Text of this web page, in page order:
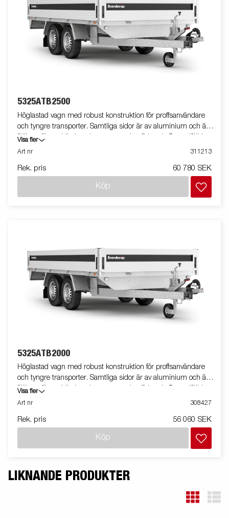
5325ATB2500
Höglastad vagn med robust konstruktion för proffsanvändare
och tyngre transporter. Samtliga sidor är av aluminium och är
fällbara för smidig lastning, t.ex. med gaffeltruck. De nedfällda
bindöglorna på lastplattformen gör det extra smidigt att säkra
köregenskaper och högre säkerhet. Vagnen på bilden kan vara
Visa fler
Art nr
311213
Rek. pris 60 780 SEK
Köp
5325ATB2000
Höglastad vagn med robust konstruktion för proffsanvändare
och tyngre transporter. Samtliga sidor är av aluminium och är
fällbara för smidig lastning, t.ex. med gaffeltruck. De nedfällda
bindöglorna på lastplattformen gör det extra smidigt att säkra
köregenskaper och högre säkerhet. Vagnen på bilden kan vara
Visa fler
Art nr
308427
Rek. pris 56 060 SEK
Köp
LIKNANDE PRODUKTER